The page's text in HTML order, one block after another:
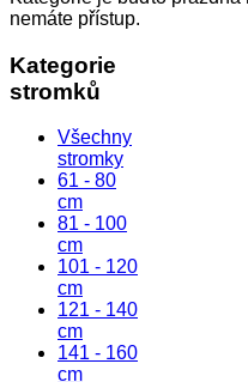
nemáte přístup.
Kategorie
stromků
Všechny
stromky
61 - 80
cm
81 - 100
cm
101 - 120
cm
121 - 140
cm
141 - 160
cm